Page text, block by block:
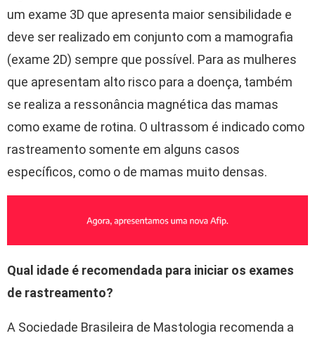
um exame 3D que apresenta maior sensibilidade e
deve ser realizado em conjunto com a mamografia
(exame 2D) sempre que possível. Para as mulheres
que apresentam alto risco para a doença, também
se realiza a ressonância magnética das mamas
como exame de rotina. O ultrassom é indicado como
rastreamento somente em alguns casos
específicos, como o de mamas muito densas.
Qual idade é recomendada para iniciar os exames
de rastreamento?
A Sociedade Brasileira de Mastologia recomenda a